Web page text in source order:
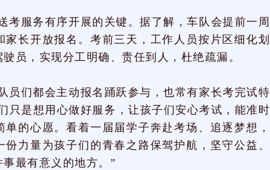
考服务有序开展的关键。据了解，车队会提前一周
长开放报名。考前三天，工作人员按片区细化划
员，实现分工明确、责任到人，杜绝疏漏。
员们都会主动报名踊跃参与，也常有家长考完试特
只是想用心做好服务，让孩子们安心考试，能准时
的心愿。看着一届届学子奔赴考场、追逐梦想，
力量为孩子们的青春之路保驾护航，坚守公益、
最有意义的地方。”